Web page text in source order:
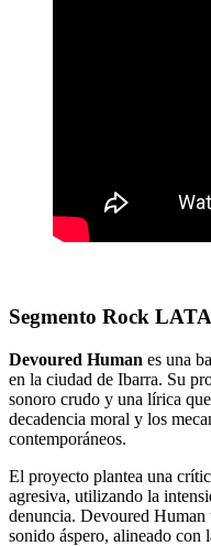
Segmento Rock
Devoured Human es una
en la ciudad de Ibarra. Su
sonoro crudo y una lírica
decadencia moral y los
contemporáneos.
El proyecto plantea una
agresiva, utilizando la
denuncia. Devoured Human
sonido áspero, alineado con